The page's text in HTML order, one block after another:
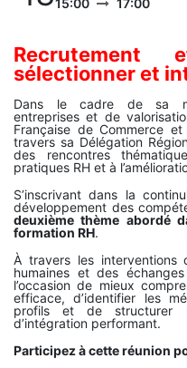
15:00
17:00
Recrutement
sélectionner et
Dans le cadre de sa
entreprises et de
Française de Commerce
travers sa Délégation
des rencontres
pratiques RH et à
S’inscrivant dans la
développement des
deuxième thème abordé
formation RH.
À travers les interventions
humaines et des
l’occasion de mieux
efficace, d’identifier les
profils et de structurer
d’intégration performant.
Participez à cette réunion